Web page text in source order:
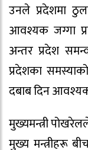
उनले प्रदेशमा
आवश्यक जग्गा
अन्तर प्रदेश
प्रदेशका
दबाब दिन
मुख्यमन्त्री
मुख्य मन्त्रीहरू